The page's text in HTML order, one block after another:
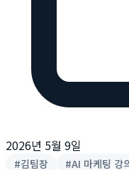
2026년 5월 9일
#김팀장 #AI 마케팅 강